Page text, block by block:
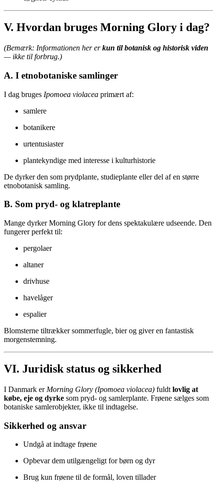
V. Hvordan bruges Morning Glory i dag?
(Bemærk: Informationen her erkun til botanisk og historisk viden
— ikke til forbrug.)
A. I etnobotaniske samlinger
I dag bruges Ipomoea violacea primært af:
samlere
botanikere
urtentusiaster
plantekyndige med interesse i kulturhistorie
De dyrker den som prydplante, studieplante eller del af en større
etnobotanisk samling.
B. Som pryd- og klatreplante
Mange dyrker Morning Glory for dens spektakulære udseende. Den
fungerer perfekt til:
pergolaer
altaner
drivhuse
havelåger
espalier
Blomsterne tiltrækker sommerfugle, bier og giver en fantastisk
morgenstemning.
VI. Juridisk status og sikkerhed
I Danmark er Morning Glory (Ipomoea violacea) fuldt lovlig at
købe, eje og dyrke som pryd- og samlerplante. Frøene sælges som
botaniske samlerobjekter, ikke til indtagelse.
Sikkerhed og ansvar
Undgå at indtage frøene
Opbevar dem utilgængeligt for børn og dyr
Brug kun frøene til de formål, loven tillader